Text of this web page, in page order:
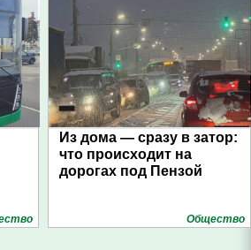
Из дома — сразу в затор:
что происходит на
дорогах под Пензой
Общество